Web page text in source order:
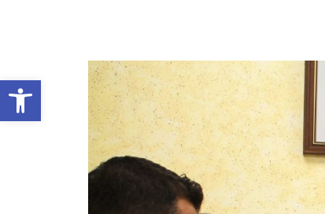
Abrir barra de herramientas